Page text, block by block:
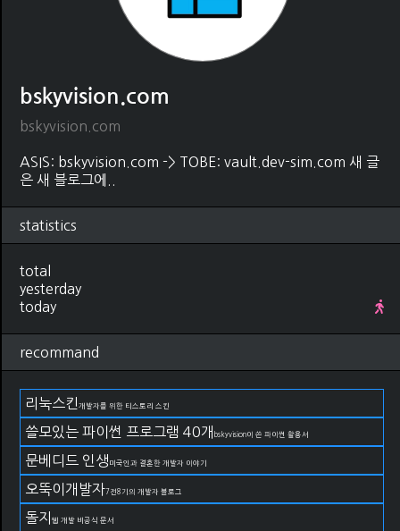
bskyvision.com
bskyvision.com
ASIS: bskyvision.com -> TOBE: vault.dev-sim.com 새 글
은 새 블로그에..
statistics
total
yesterday
today
recommand
리눅스킨 개발자를 위한 티스토리 스킨
쓸모있는 파이썬 프로그램 40개 bskyvision이 쓴 파이썬 활용서
문베디드 인생 미국인과 결혼한 개발자 이야기
오뚝이개발자7전8기의 개발자 블로그
돌지 웹 개발 비공식 문서